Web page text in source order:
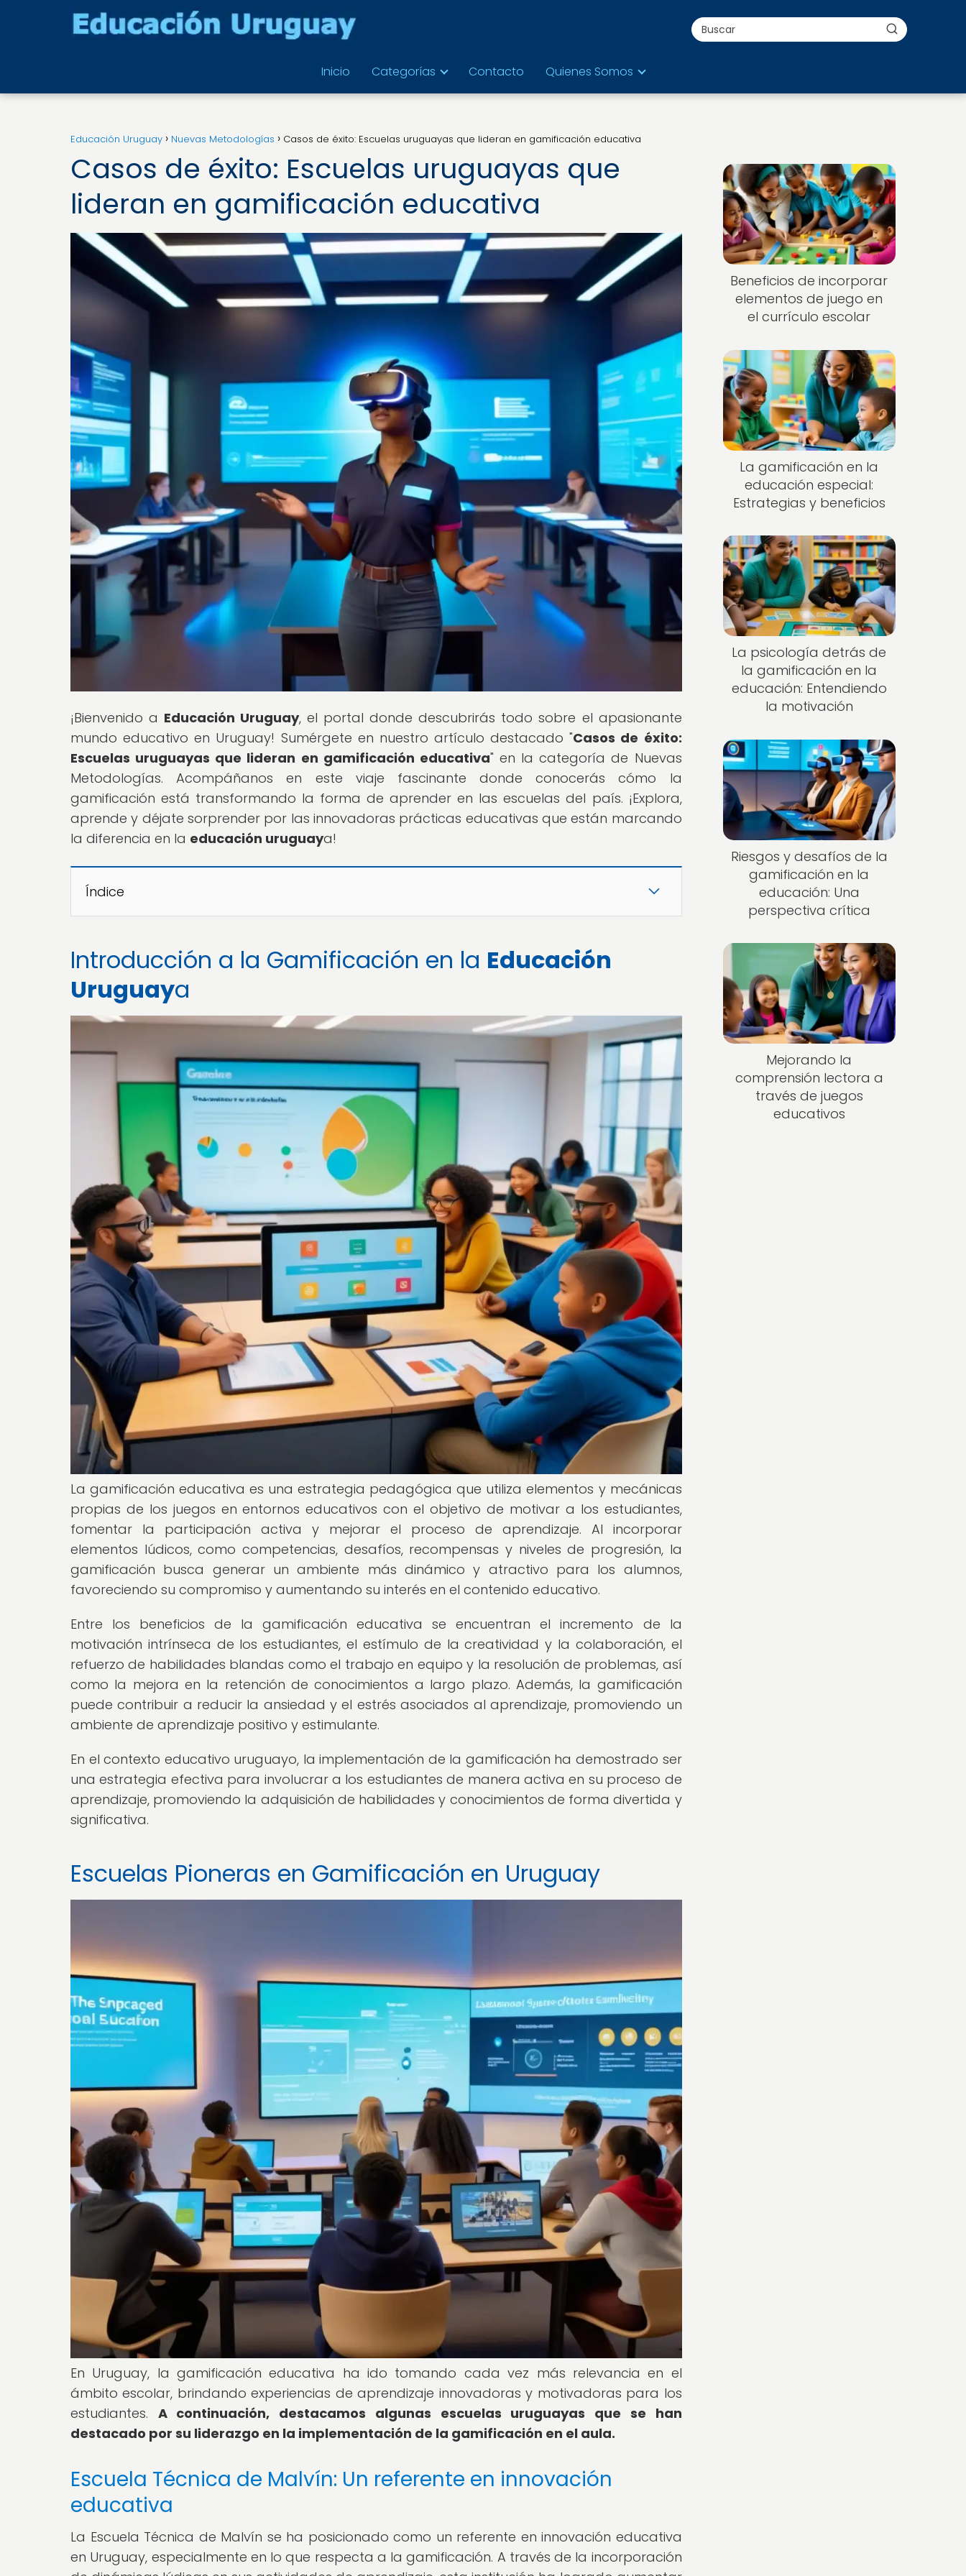
Inicio Categorías Contacto Quienes Somos
Educación Uruguay Nuevas Metodologías Casos de éxito: Escuelas uruguayas que lideran en gamificación educativa
Casos de éxito: Escuelas uruguayas que
lideran en gamificación educativa
¡Bienvenido a Educación Uruguay, el portal donde descubrirás todo sobre el apasionante
mundo educativo en Uruguay! Sumérgete en nuestro artículo destacado "Casos de éxito:
Escuelas uruguayas que lideran en gamificación educativa" en la categoría de Nuevas
Metodologías. Acompáñanos en este viaje fascinante donde conocerás cómo la
gamificación está transformando la forma de aprender en las escuelas del país. ¡Explora,
aprende y déjate sorprender por las innovadoras prácticas educativas que están marcando
la diferencia en la educación uruguaya!
Índice
Introducción a la Gamificación en la Educación
Uruguaya
La gamificación educativa es una estrategia pedagógica que utiliza elementos y mecánicas
propias de los juegos en entornos educativos con el objetivo de motivar a los estudiantes,
fomentar la participación activa y mejorar el proceso de aprendizaje. Al incorporar
elementos lúdicos, como competencias, desafíos, recompensas y niveles de progresión, la
gamificación busca generar un ambiente más dinámico y atractivo para los alumnos,
favoreciendo su compromiso y aumentando su interés en el contenido educativo.
Entre los beneficios de la gamificación educativa se encuentran el incremento de la
motivación intrínseca de los estudiantes, el estímulo de la creatividad y la colaboración, el
refuerzo de habilidades blandas como el trabajo en equipo y la resolución de problemas, así
como la mejora en la retención de conocimientos a largo plazo. Además, la gamificación
puede contribuir a reducir la ansiedad y el estrés asociados al aprendizaje, promoviendo un
ambiente de aprendizaje positivo y estimulante.
En el contexto educativo uruguayo, la implementación de la gamificación ha demostrado ser
una estrategia efectiva para involucrar a los estudiantes de manera activa en su proceso de
aprendizaje, promoviendo la adquisición de habilidades y conocimientos de forma divertida y
significativa.
Escuelas Pioneras en Gamificación en Uruguay
En Uruguay, la gamificación educativa ha ido tomando cada vez más relevancia en el
ámbito escolar, brindando experiencias de aprendizaje innovadoras y motivadoras para los
estudiantes. A continuación, destacamos algunas escuelas uruguayas que se han
destacado por su liderazgo en la implementación de la gamificación en el aula.
Escuela Técnica de Malvín: Un referente en innovación
educativa
La Escuela Técnica de Malvín se ha posicionado como un referente en innovación educativa
en Uruguay, especialmente en lo que respecta a la gamificación. A través de la incorporación
Beneficios de incorporar
elementos de juego en
el currículo escolar
La gamificación en la
educación especial:
Estrategias y beneficios
La psicología detrás de
la gamificación en la
educación: Entendiendo
la motivación
Riesgos y desafíos de la
gamificación en la
educación: Una
perspectiva crítica
Mejorando la
comprensión lectora a
través de juegos
educativos